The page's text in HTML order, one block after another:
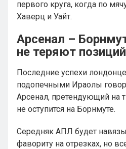
первого круга, когда по
Хаверц и Уайт.
Арсенал –
не теряют позиций
Последние успехи
подопечными Ираолы
Арсенал, претендующий на
не оступится на Борнмуте.
Середняк АПЛ будет
фавориту на отрезках, но